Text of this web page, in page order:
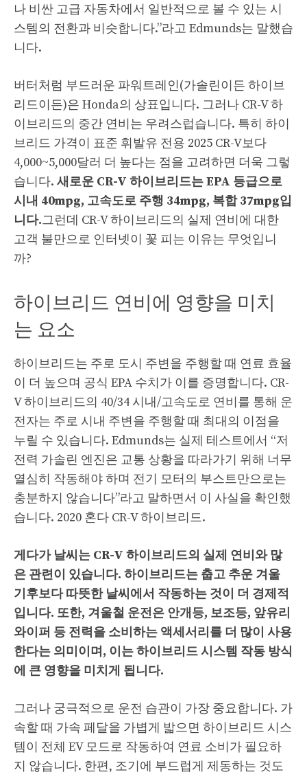
나 비싼 고급 자동차에서 일반적으로 볼 수 있는 시
스템의 전환과 비슷합니다.”라고 Edmunds는 말했습
니다.
버터처럼 부드러운 파워트레인(가솔린이든 하이브
리드이든)은 Honda의 상표입니다. 그러나 CR-V 하
이브리드의 중간 연비는 우려스럽습니다. 특히 하이
브리드 가격이 표준 휘발유 전용 2025 CR-V보다
4,000~5,000달러 더 높다는 점을 고려하면 더욱 그렇
습니다. 새로운 CR-V 하이브리드는 EPA 등급으로
시내 40mpg, 고속도로 주행 34mpg, 복합 37mpg입
니다.그런데 CR-V 하이브리드의 실제 연비에 대한
고객 불만으로 인터넷이 꽃 피는 이유는 무엇입니
까?
하이브리드 연비에 영향을 미치
는 요소
하이브리드는 주로 도시 주변을 주행할 때 연료 효율
이 더 높으며 공식 EPA 수치가 이를 증명합니다. CR-
V 하이브리드의 40/34 시내/고속도로 연비를 통해 운
전자는 주로 시내 주변을 주행할 때 최대의 이점을
누릴 수 있습니다. Edmunds는 실제 테스트에서 “저
전력 가솔린 엔진은 교통 상황을 따라가기 위해 너무
열심히 작동해야 하며 전기 모터의 부스트만으로는
충분하지 않습니다”라고 말하면서 이 사실을 확인했
습니다. 2020 혼다 CR-V 하이브리드.
게다가 날씨는 CR-V 하이브리드의 실제 연비와 많
은 관련이 있습니다. 하이브리드는 춥고 추운 겨울
기후보다 따뜻한 날씨에서 작동하는 것이 더 경제적
입니다. 또한, 겨울철 운전은 안개등, 보조등, 앞유리
와이퍼 등 전력을 소비하는 액세서리를 더 많이 사용
한다는 의미이며, 이는 하이브리드 시스템 작동 방식
에 큰 영향을 미치게 됩니다.
그러나 궁극적으로 운전 습관이 가장 중요합니다. 가
속할 때 가속 페달을 가볍게 밟으면 하이브리드 시스
템이 전체 EV 모드로 작동하여 연료 소비가 필요하
지 않습니다. 한편, 조기에 부드럽게 제동하는 것도